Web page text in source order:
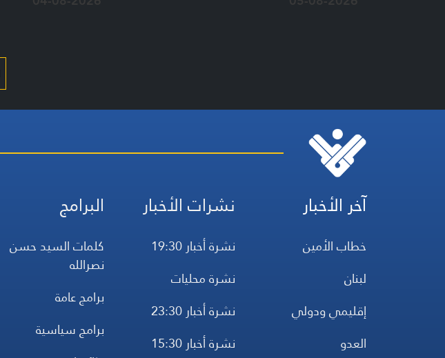
آخر الأخبار
خطاب الأمين
لبنان
إقليمي ودولي
العدو
نشرات الأخبار
نشرة أخبار 19:30
نشرة محليات
نشرة أخبار 23:30
نشرة أخبار 15:30
البرامج
كلمات السيد حسن
نصرالله
برامج عامة
برامج سياسية